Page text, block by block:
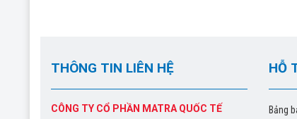
THÔNG TIN LIÊN HỆ
CÔNG TY CỔ PHẦN MATRA QUỐC TẾ
HỖ
Bảng